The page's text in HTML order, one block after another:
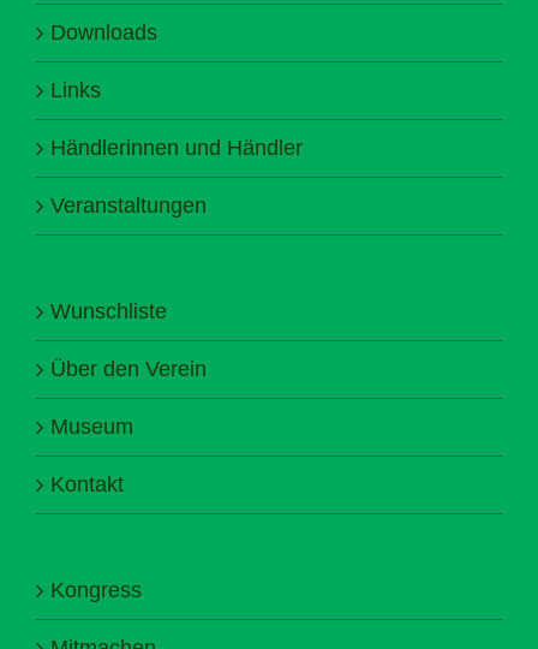
Downloads
Links
Händlerinnen und Händler
Veranstaltungen
Wunschliste
Über den Verein
Museum
Kontakt
Kongress